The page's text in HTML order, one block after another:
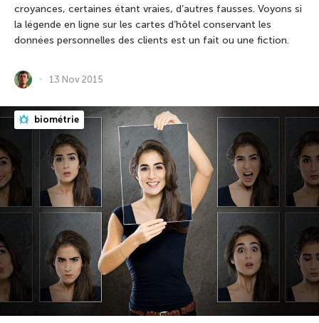
croyances, certaines étant vraies, d’autres fausses. Voyons si
la légende en ligne sur les cartes d’hôtel conservant les
données personnelles des clients est un fait ou une fiction.
13 Nov 2015
biométrie